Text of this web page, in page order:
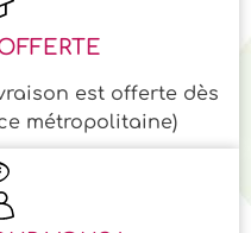
est offerte dès
métropolitaine)